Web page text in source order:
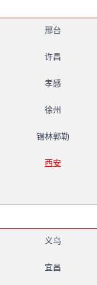
邢台
许昌
孝感
徐州
锡林郭勒
西安
义乌
宜昌